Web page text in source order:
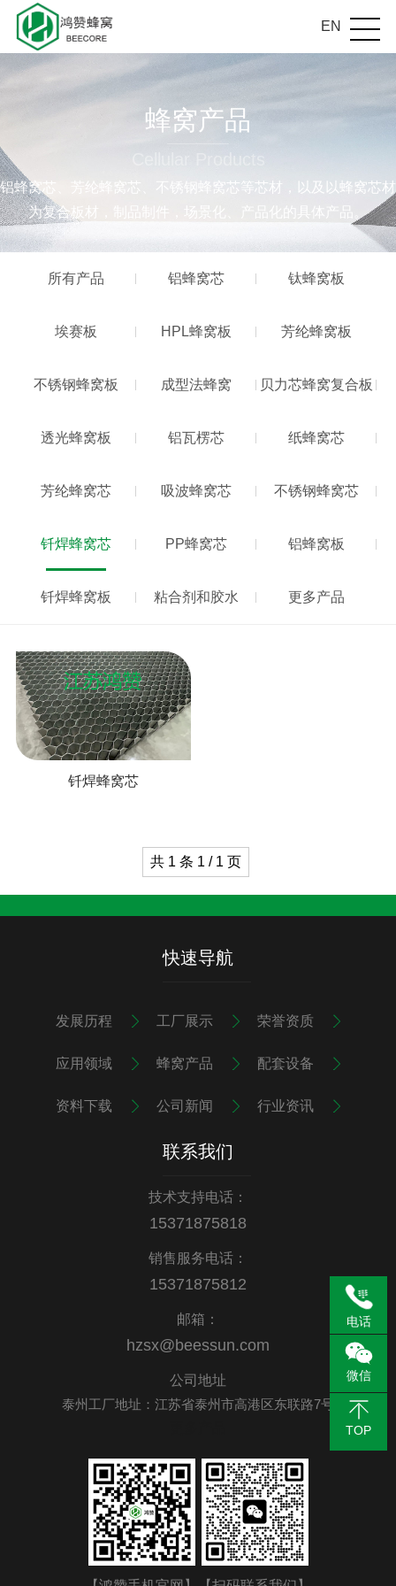
EN
蜂窝产品
Cellular Products
铝蜂窝芯、芳纶蜂窝芯、不锈钢蜂窝芯等芯材，以及以蜂窝芯材
为复合板材，制品制件，场景化、产品化的具体产品。
所有产品 铝蜂窝芯 钛蜂窝板
埃赛板 HPL蜂窝板 芳纶蜂窝板
不锈钢蜂窝板 成型法蜂窝 贝力芯蜂窝复合板
透光蜂窝板 铝瓦楞芯 纸蜂窝芯
芳纶蜂窝芯 吸波蜂窝芯 不锈钢蜂窝芯
钎焊蜂窝芯 PP蜂窝芯 铝蜂窝板
钎焊蜂窝板 粘合剂和胶水 更多产品
钎焊蜂窝芯
共 1 条 1 / 1 页
快速导航
发展历程
应用领域
资料下载
工厂展示
蜂窝产品
公司新闻
荣誉资质
配套设备
行业资讯
联系我们
技术支持电话：
15371875818
销售服务电话：
15371875812
邮箱：
hzsx@beessun.com
公司地址
泰州工厂地址：江苏省泰州市高港区东联路7号
电话
微信
TOP